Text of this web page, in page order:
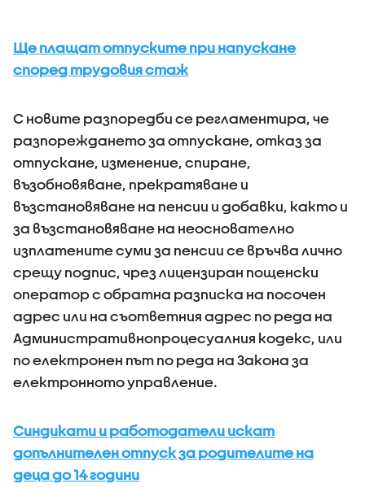
Ще плащат отпуските при напускане
според трудовия стаж
С новите разпоредби се регламентира, че
разпореждането за отпускане, отказ за
отпускане, изменение, спиране,
възобновяване, прекратяване и
възстановяване на пенсии и добавки, както и
за възстановяване на неоснователно
изплатените суми за пенсии се връчва лично
срещу подпис, чрез лицензиран пощенски
оператор с обратна разписка на посочен
адрес или на съответния адрес по реда на
Административнопроцесуалния кодекс, или
по електронен път по реда на Закона за
електронното управление.
Синдикати и работодатели искат
допълнителен отпуск за родителите на
деца до 14 години